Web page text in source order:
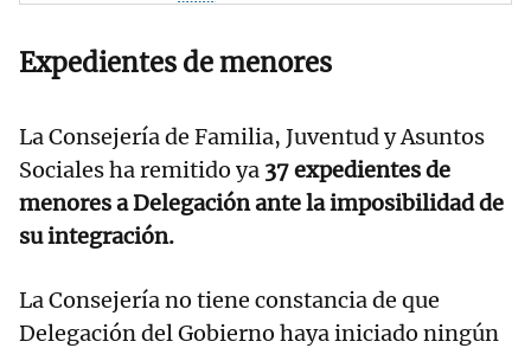
Expedientes de menores
La Consejería de Familia, Juventud y Asuntos
Sociales ha remitido ya 37 expedientes de
menores a Delegación ante la imposibilidad de
su integración.
La Consejería no tiene constancia de que
Delegación del Gobierno haya iniciado ningún